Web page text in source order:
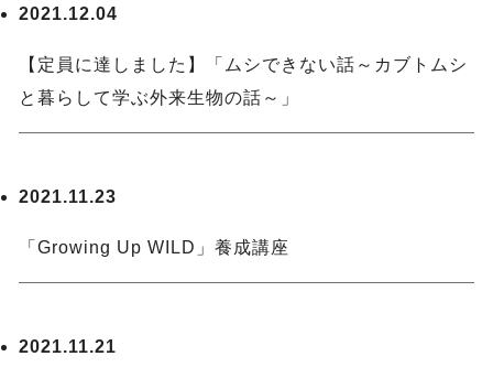
2021.12.04
【定員に達しました】「ムシできない話～カブトムシ
と暮らして学ぶ外来生物の話～」
2021.11.23
「Growing Up WILD」養成講座
2021.11.21